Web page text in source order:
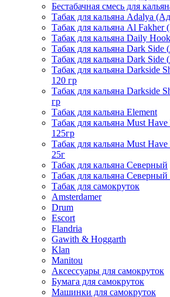
Бестабачная смесь для
Табак для кальяна Adalya
Табак для кальяна Al Fakher
Табак для кальяна Daily
Табак для кальяна Dark Side
Табак для кальяна Dark Side
Табак для кальяна Darkside
120 гр
Табак для кальяна Darkside
гр
Табак для кальяна Element
Табак для кальяна Must
125гр
Табак для кальяна Must
25г
Табак для кальяна Северный
Табак для кальяна Северный
Табак для самокруток
Amsterdamer
Drum
Escort
Flandria
Gawith & Hoggarth
Klan
Manitou
Аксессуары для самокруток
Бумага для самокруток
Машинки для самокруток